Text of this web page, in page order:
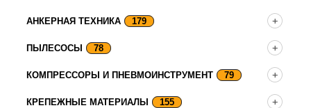
АНКЕРНАЯ ТЕХНИКА 179
ПЫЛЕСОСЫ 78
КОМПРЕССОРЫ И ПНЕВМОИНСТРУМЕНТ 79
КРЕПЕЖНЫЕ МАТЕРИАЛЫ 155